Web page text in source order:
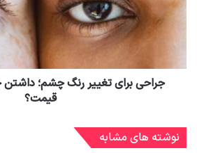
جراحی برای تغییر رنگ چشم؛
قیمت؟
نوشته های مشابه